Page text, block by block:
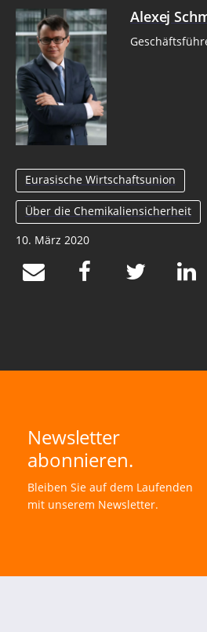
Alexej
Eurasische Wirtschaftsunion
Über die Chemikaliensicherheit
10. März 2020
Newsletter
abonnieren.
Bleiben Sie auf dem Laufenden
mit unserem Newsletter.